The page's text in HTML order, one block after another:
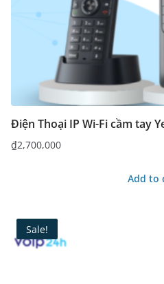
Điện Thoại IP Wi-Fi cầm tay
₫2,700,000
Add to
Sale!